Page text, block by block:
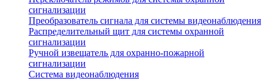
сигнализации
Преобразователь сигнала для системы видеонаблюдения
Распределительный щит для системы охранной
сигнализации
Ручной извещатель для охранно-пожарной
сигнализации
Система видеонаблюдения